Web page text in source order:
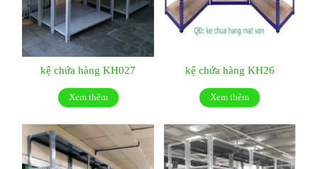
kệ chứa hàng KH027
Xem thêm
kệ chứa hàng KH26
Xem thêm